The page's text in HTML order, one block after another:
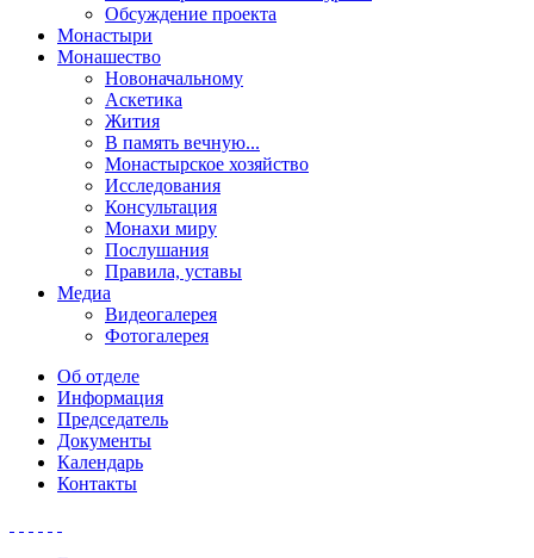
Обсуждение проекта
Монастыри
Монашество
Новоначальному
Аскетика
Жития
В память вечную...
Монастырское хозяйство
Исследования
Консультация
Монахи миру
Послушания
Правила, уставы
Медиа
Видеогалерея
Фотогалерея
Об отделе
Информация
Председатель
Документы
Календарь
Контакты